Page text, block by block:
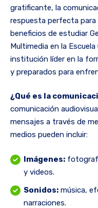
gratificante, la
respuesta perfecta
beneficios de estudiar
Multimedia en la
institución líder en la
y preparados para
¿Qué es la
comunicación
mensajes a través de
medios pueden incluir:
Imágenes:
y videos.
Sonidos: música,
narraciones.